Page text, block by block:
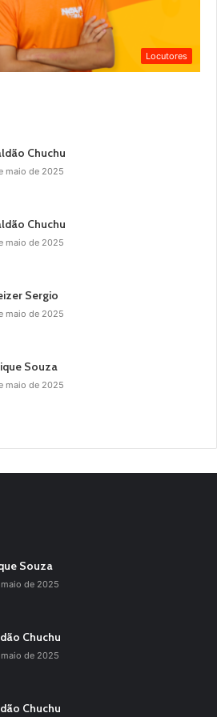
Locutores
Chuchu
maio de 2025
Chuchu
maio de 2025
Sergio
maio de 2025
Souza
maio de 2025
Souza
de 2025
Chuchu
de 2025
Chuchu